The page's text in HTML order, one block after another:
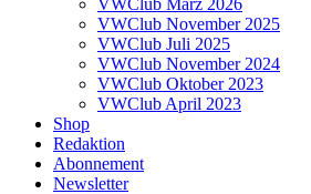
VWClub März 2026
VWClub November 2025
VWClub Juli 2025
VWClub November 2024
VWClub Oktober 2023
VWClub April 2023
Shop
Redaktion
Abonnement
Newsletter